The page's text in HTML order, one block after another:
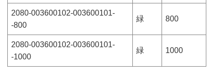
2080-003600102-003600101-
-800
緑 800
2080-003600102-003600101-
-1000
緑 1000